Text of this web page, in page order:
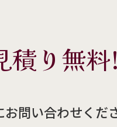
積り無料!
問い合わせくだ